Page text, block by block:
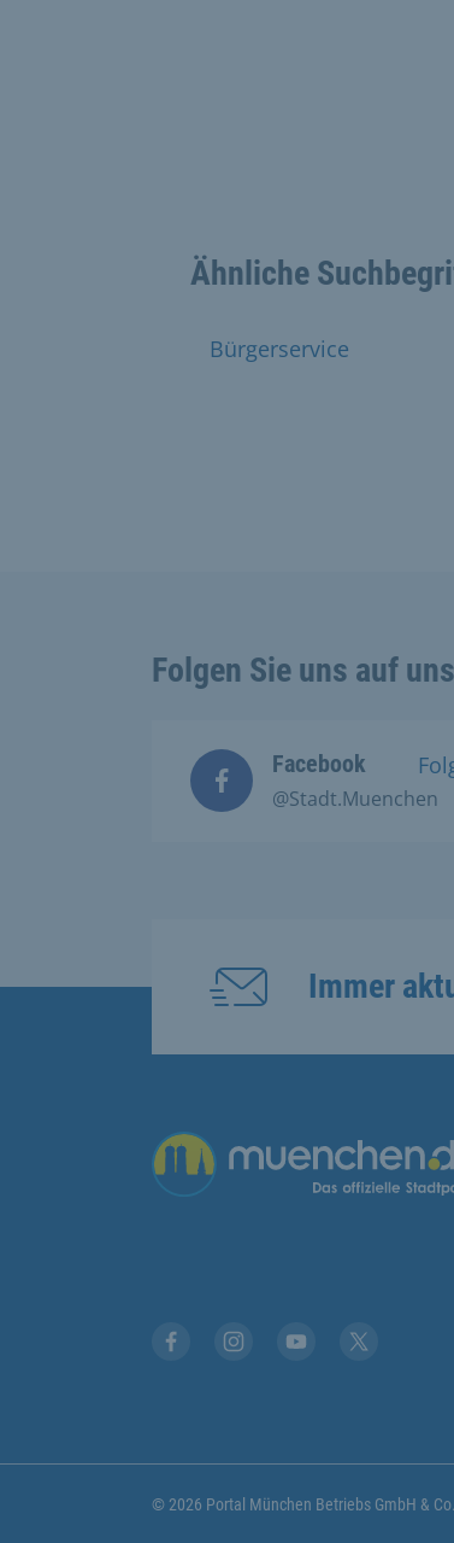
Ähnliche
Bürgerservice
Folgen Sie uns auf
Facebook
@Stadt.Muenchen
Immer
Übergreifende Links
© 2026 Portal München Betriebs GmbH &